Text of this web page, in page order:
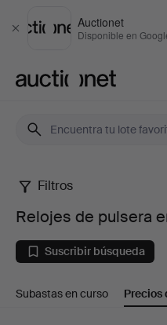
Cerrar
Auctionet
Disponible en
Relojes
de
pulsera
en
Filtros
Relojes de pulsera
Suscribir búsqueda
Subastas en curso Precios